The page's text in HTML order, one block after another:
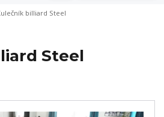
billiard Steel
Steel